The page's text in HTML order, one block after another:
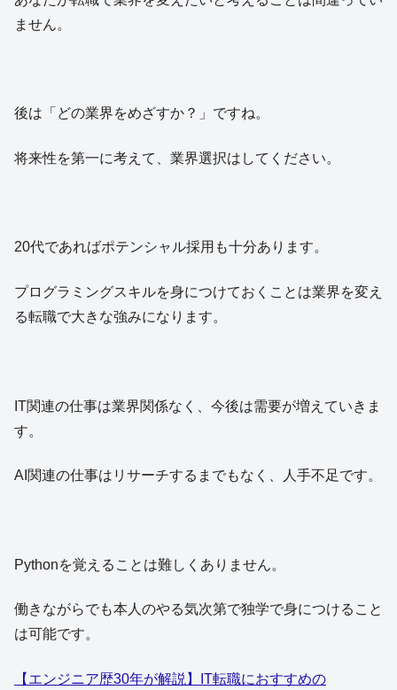
ません。
後は「どの業界をめざすか？」ですね。
将来性を第一に考えて、業界選択はしてください。
20代であればポテンシャル採用も十分あります。
プログラミングスキルを身につけておくことは業界を変え
る転職で大きな強みになります。
IT関連の仕事は業界関係なく、今後は需要が増えていきま
す。
AI関連の仕事はリサーチするまでもなく、人手不足です。
Pythonを覚えることは難しくありません。
働きながらでも本人のやる気次第で独学で身につけること
は可能です。
【エンジニア歴30年が解説】IT転職におすすめの